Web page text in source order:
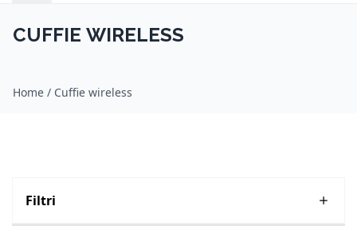
CUFFIE WIRELESS
Home / Cuffie wireless
Filtri